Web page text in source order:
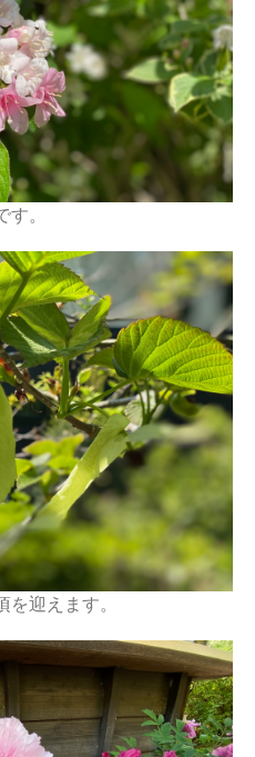
す。
迎えます。